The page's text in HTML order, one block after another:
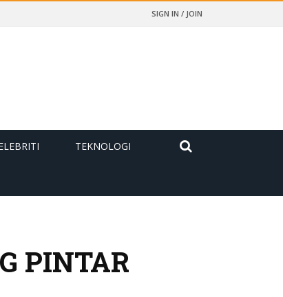
SIGN IN / JOIN
TEKNOLOGI
PINTAR